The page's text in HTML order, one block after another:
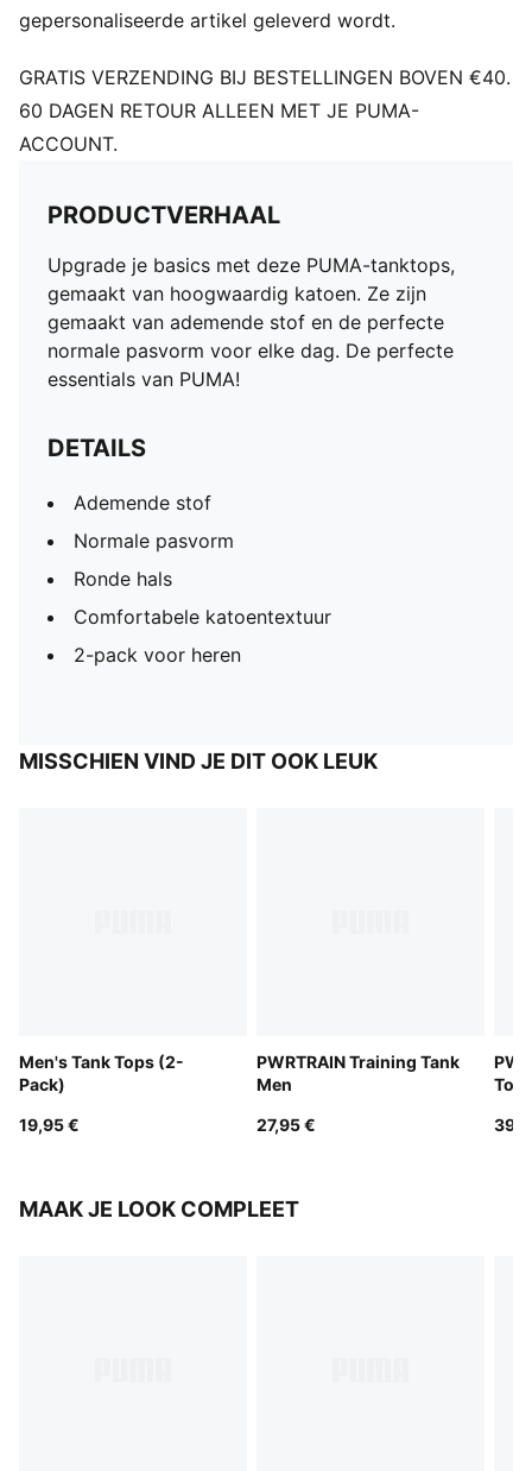
gepersonaliseerde artikel geleverd wordt.
GRATIS VERZENDING BIJ BESTELLINGEN BOVEN €40.
60 DAGEN RETOUR ALLEEN MET JE PUMA-
ACCOUNT.
PRODUCTVERHAAL
Upgrade je basics met deze PUMA-tanktops,
gemaakt van hoogwaardig katoen. Ze zijn
gemaakt van ademende stof en de perfecte
normale pasvorm voor elke dag. De perfecte
essentials van PUMA!
DETAILS
Ademende stof
Normale pasvorm
Ronde hals
Comfortabele katoentextuur
2-pack voor heren
MISSCHIEN VIND JE DIT OOK LEUK
Men's Tank Tops (2-
Pack)
19,95 €
PWRTRAIN Training Tank
Men
27,95 €
Top
MAAK JE LOOK COMPLEET